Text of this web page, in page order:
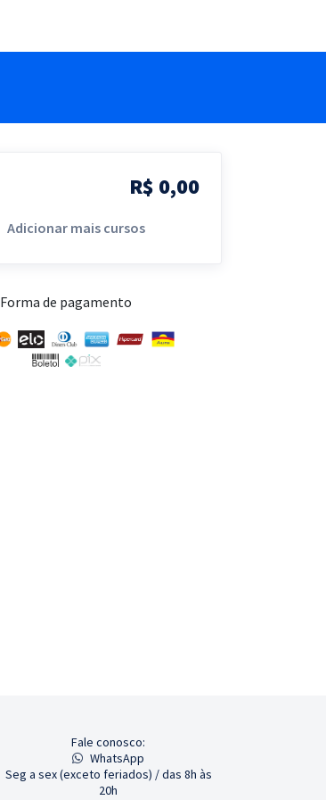
R$ 0,00
Adicionar mais cursos
Forma de pagamento
Fale conosco:
WhatsApp
Seg a sex (exceto feriados) / das 8h às
20h